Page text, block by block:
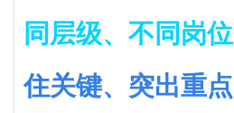
同层级、不同岗位
住关键、突出重